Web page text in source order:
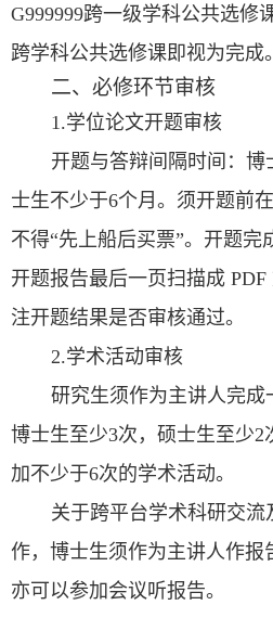
G999999跨一级学科公共选修课
跨学科公共选修课即视为完成。
二、必修环节审核
1.学位论文开题审核
开题与答辩间隔时间：博
士生不少于6个月。须开题前
不得“先上船后买票”。开题完
开题报告最后一页扫描成
注开题结果是否审核通过。
2.学术活动审核
研究生须作为主讲人完成
博士生至少3次，硕士生至少
加不少于6次的学术活动。
关于跨平台学术科研交
作，博士生须作为主讲人作报
亦可以参加会议听报告。